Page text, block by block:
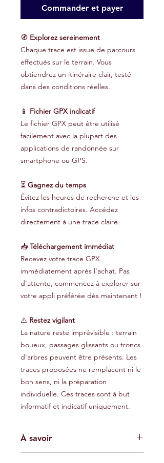
Commander et payer
🧭 Explorez sereinement
Chaque trace est issue de parcours
effectués sur le terrain. Vous
obtiendrez un itinéraire clair, testé
dans des conditions réelles.
📱 Fichier GPX indicatif
Le fichier GPX peut être utilisé
facilement avec la plupart des
applications de randonnée sur
smartphone ou GPS.
⏳ Gagnez du temps
Évitez les heures de recherche et les
infos contradictoires. Accédez
directement à une trace claire.
📥 Téléchargement immédiat
Recevez votre trace GPX
immédiatement après l'achat. Pas
d'attente, commencez à explorer sur
votre appli préférée dès maintenant !
⚠️ Restez vigilant
La nature reste imprévisible : terrain
boueux, passages glissants ou troncs
d'arbres peuvent être présents. Les
traces proposées ne remplacent ni le
bon sens, ni la préparation
individuelle. Ces traces sont à but
informatif et indicatif uniquement.
À savoir